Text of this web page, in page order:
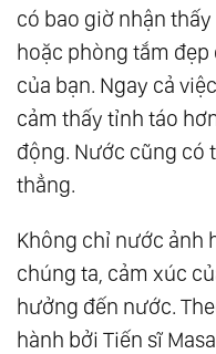
có bao giờ nhận
hoặc phòng tắm
của bạn. Ngay cả
cảm thấy tỉnh táo
động. Nước cũng có
thẳng.
Không chỉ nước ảnh
chúng ta, cảm xúc
hưởng đến nước.
hành bởi Tiến sĩ